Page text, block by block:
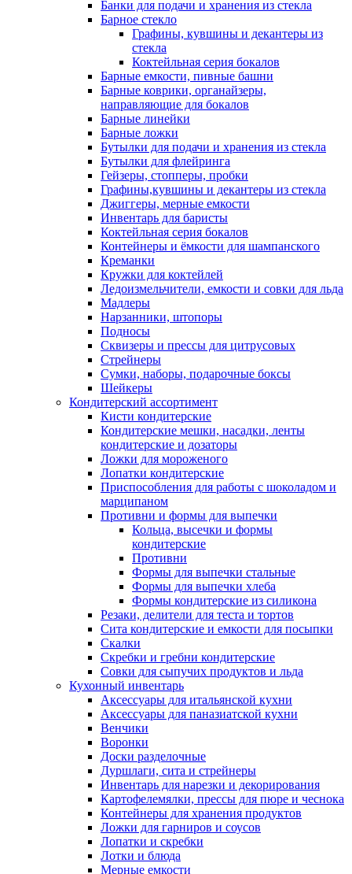
Банки для подачи и хранения из стекла
Барное стекло
Графины, кувшины и декантеры из
стекла
Коктейльная серия бокалов
Барные емкости, пивные башни
Барные коврики, органайзеры,
направляющие для бокалов
Барные линейки
Барные ложки
Бутылки для подачи и хранения из стекла
Бутылки для флейринга
Гейзеры, стопперы, пробки
Графины,кувшины и декантеры из стекла
Джиггеры, мерные емкости
Инвентарь для баристы
Коктейльная серия бокалов
Контейнеры и ёмкости для шампанского
Креманки
Кружки для коктейлей
Ледоизмельчители, емкости и совки для льда
Мадлеры
Нарзанники, штопоры
Подносы
Сквизеры и прессы для цитрусовых
Стрейнеры
Сумки, наборы, подарочные боксы
Шейкеры
Кондитерский ассортимент
Кисти кондитерские
Кондитерские мешки, насадки, ленты
кондитерские и дозаторы
Ложки для мороженого
Лопатки кондитерские
Приспособления для работы с шоколадом и
марципаном
Противни и формы для выпечки
Кольца, высечки и формы
кондитерские
Противни
Формы для выпечки стальные
Формы для выпечки хлеба
Формы кондитерские из силикона
Резаки, делители для теста и тортов
Сита кондитерские и емкости для посыпки
Скалки
Скребки и гребни кондитерские
Совки для сыпучих продуктов и льда
Кухонный инвентарь
Аксессуары для итальянской кухни
Аксессуары для паназиатской кухни
Венчики
Воронки
Доски разделочные
Дуршлаги, сита и стрейнеры
Инвентарь для нарезки и декорирования
Картофелемялки, прессы для пюре и чеснока
Контейнеры для хранения продуктов
Ложки для гарниров и соусов
Лопатки и скребки
Лотки и блюда
Мерные емкости